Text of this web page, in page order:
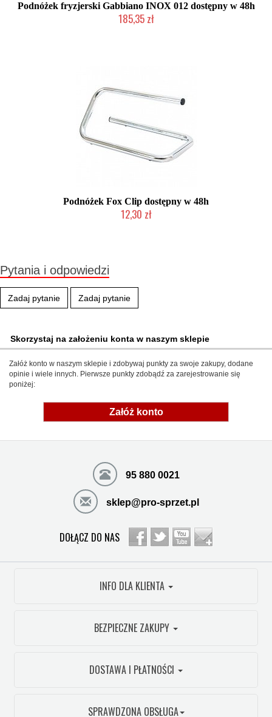
Podnóżek fryzjerski Gabbiano INOX 012 dostępny w 48h
185,35 zł
Podnóżek Fox Clip dostępny w 48h
12,30 zł
Pytania i odpowiedzi
Zadaj pytanie Zadaj pytanie
Skorzystaj na założeniu konta w naszym sklepie
Załóż konto w naszym sklepie i zdobywaj punkty za swoje zakupy, dodane
opinie i wiele innych. Pierwsze punkty zdobądź za zarejestrowanie się
poniżej:
Załóż konto
95 880 0021
sklep@pro-sprzet.pl
DOŁĄCZ DO NAS
INFO DLA KLIENTA
BEZPIECZNE ZAKUPY
DOSTAWA I PŁATNOŚCI
SPRAWDZONA OBSŁUGA